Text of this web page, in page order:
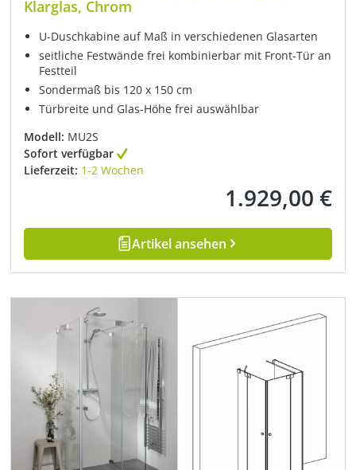
Klarglas, Chrom
U-Duschkabine auf Maß in verschiedenen Glasarten
seitliche Festwände frei kombinierbar mit Front-Tür an
Festteil
Sondermaß bis 120 x 150 cm
Türbreite und Glas-Höhe frei auswählbar
Modell: MU2S
Sofort verfügbar
Lieferzeit: 1-2 Wochen
Regulärer Preis:
1.929,00 €
Artikel ansehen